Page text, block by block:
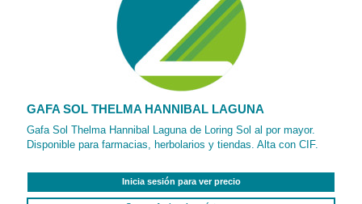
GAFA SOL THELMA HANNIBAL LAGUNA
Gafa Sol Thelma Hannibal Laguna de Loring Sol al por mayor.
Disponible para farmacias, herbolarios y tiendas. Alta con CIF.
Inicia sesión para ver precio